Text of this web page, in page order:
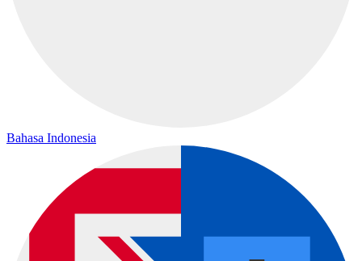
Bahasa Indonesia